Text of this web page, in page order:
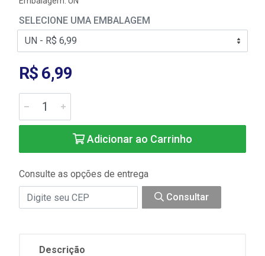
SELECIONE UMA EMBALAGEM
R$ 6,99
Adicionar ao Carrinho
Consulte as opções de entrega
Consultar
Descrição